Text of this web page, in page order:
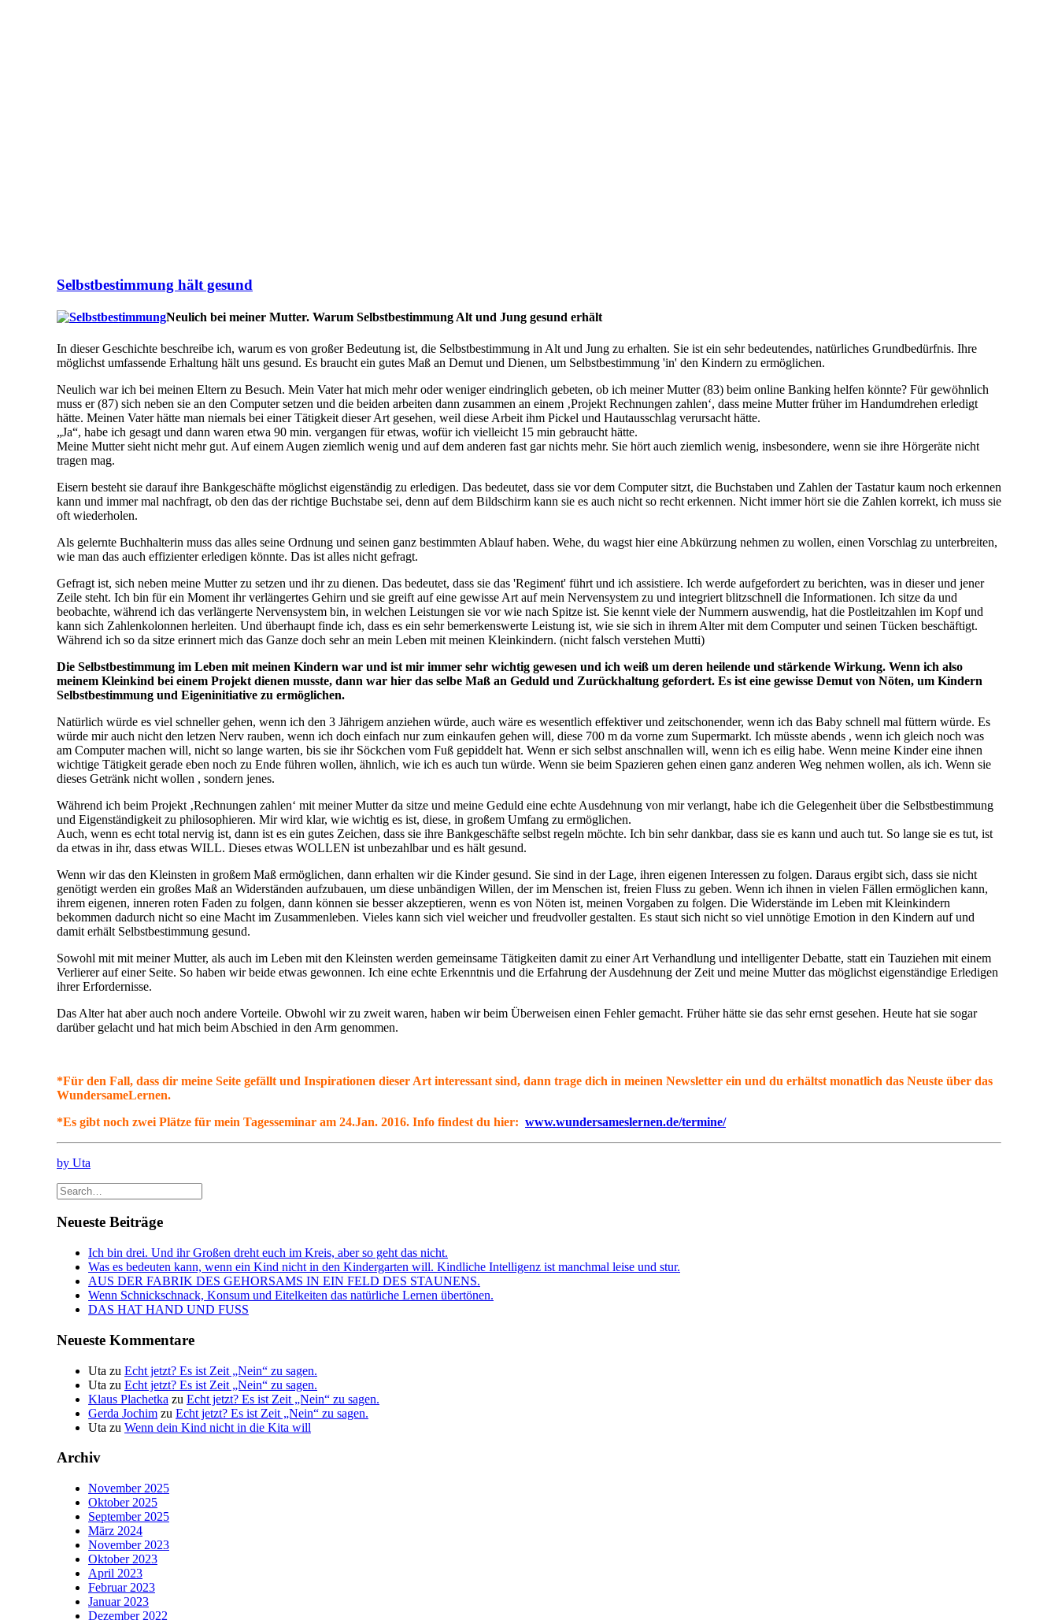
Selbstbestimmung hält gesund
Neulich bei meiner Mutter. Warum Selbstbestimmung Alt und Jung gesund erhält
In dieser Geschichte beschreibe ich, warum es von großer Bedeutung ist, die Selbstbestimmung in Alt und Jung zu erhalten. Sie ist ein sehr bedeutendes, natürliches Grundbedürfnis. Ihre
möglichst umfassende Erhaltung hält uns gesund. Es braucht ein gutes Maß an Demut und Dienen, um Selbstbestimmung 'in' den Kindern zu ermöglichen.
Neulich war ich bei meinen Eltern zu Besuch. Mein Vater hat mich mehr oder weniger eindringlich gebeten, ob ich meiner Mutter (83) beim online Banking helfen könnte? Für gewöhnlich
muss er (87) sich neben sie an den Computer setzen und die beiden arbeiten dann zusammen an einem ‚Projekt Rechnungen zahlen‘, dass meine Mutter früher im Handumdrehen erledigt
hätte. Meinen Vater hätte man niemals bei einer Tätigkeit dieser Art gesehen, weil diese Arbeit ihm Pickel und Hautausschlag verursacht hätte.
„Ja“, habe ich gesagt und dann waren etwa 90 min. vergangen für etwas, wofür ich vielleicht 15 min gebraucht hätte.
Meine Mutter sieht nicht mehr gut. Auf einem Augen ziemlich wenig und auf dem anderen fast gar nichts mehr. Sie hört auch ziemlich wenig, insbesondere, wenn sie ihre Hörgeräte nicht
tragen mag.
Eisern besteht sie darauf ihre Bankgeschäfte möglichst eigenständig zu erledigen. Das bedeutet, dass sie vor dem Computer sitzt, die Buchstaben und Zahlen der Tastatur kaum noch erkennen
kann und immer mal nachfragt, ob den das der richtige Buchstabe sei, denn auf dem Bildschirm kann sie es auch nicht so recht erkennen. Nicht immer hört sie die Zahlen korrekt, ich muss sie
oft wiederholen.
Als gelernte Buchhalterin muss das alles seine Ordnung und seinen ganz bestimmten Ablauf haben. Wehe, du wagst hier eine Abkürzung nehmen zu wollen, einen Vorschlag zu unterbreiten,
wie man das auch effizienter erledigen könnte. Das ist alles nicht gefragt.
Gefragt ist, sich neben meine Mutter zu setzen und ihr zu dienen. Das bedeutet, dass sie das 'Regiment' führt und ich assistiere. Ich werde aufgefordert zu berichten, was in dieser und jener
Zeile steht. Ich bin für ein Moment ihr verlängertes Gehirn und sie greift auf eine gewisse Art auf mein Nervensystem zu und integriert blitzschnell die Informationen. Ich sitze da und
beobachte, während ich das verlängerte Nervensystem bin, in welchen Leistungen sie vor wie nach Spitze ist. Sie kennt viele der Nummern auswendig, hat die Postleitzahlen im Kopf und
kann sich Zahlenkolonnen herleiten. Und überhaupt finde ich, dass es ein sehr bemerkenswerte Leistung ist, wie sie sich in ihrem Alter mit dem Computer und seinen Tücken beschäftigt.
Während ich so da sitze erinnert mich das Ganze doch sehr an mein Leben mit meinen Kleinkindern. (nicht falsch verstehen Mutti)
Die Selbstbestimmung im Leben mit meinen Kindern war und ist mir immer sehr wichtig gewesen und ich weiß um deren heilende und stärkende Wirkung. Wenn ich also
meinem Kleinkind bei einem Projekt dienen musste, dann war hier das selbe Maß an Geduld und Zurückhaltung gefordert. Es ist eine gewisse Demut von Nöten, um Kindern
Selbstbestimmung und Eigeninitiative zu ermöglichen.
Natürlich würde es viel schneller gehen, wenn ich den 3 Jährigem anziehen würde, auch wäre es wesentlich effektiver und zeitschonender, wenn ich das Baby schnell mal füttern würde. Es
würde mir auch nicht den letzen Nerv rauben, wenn ich doch einfach nur zum einkaufen gehen will, diese 700 m da vorne zum Supermarkt. Ich müsste abends , wenn ich gleich noch was
am Computer machen will, nicht so lange warten, bis sie ihr Söckchen vom Fuß gepiddelt hat. Wenn er sich selbst anschnallen will, wenn ich es eilig habe. Wenn meine Kinder eine ihnen
wichtige Tätigkeit gerade eben noch zu Ende führen wollen, ähnlich, wie ich es auch tun würde. Wenn sie beim Spazieren gehen einen ganz anderen Weg nehmen wollen, als ich. Wenn sie
dieses Getränk nicht wollen , sondern jenes.
Während ich beim Projekt ‚Rechnungen zahlen‘ mit meiner Mutter da sitze und meine Geduld eine echte Ausdehnung von mir verlangt, habe ich die Gelegenheit über die Selbstbestimmung
und Eigenständigkeit zu philosophieren. Mir wird klar, wie wichtig es ist, diese, in großem Umfang zu ermöglichen.
Auch, wenn es echt total nervig ist, dann ist es ein gutes Zeichen, dass sie ihre Bankgeschäfte selbst regeln möchte. Ich bin sehr dankbar, dass sie es kann und auch tut. So lange sie es tut, ist
da etwas in ihr, dass etwas WILL. Dieses etwas WOLLEN ist unbezahlbar und es hält gesund.
Wenn wir das den Kleinsten in großem Maß ermöglichen, dann erhalten wir die Kinder gesund. Sie sind in der Lage, ihren eigenen Interessen zu folgen. Daraus ergibt sich, dass sie nicht
genötigt werden ein großes Maß an Widerständen aufzubauen, um diese unbändigen Willen, der im Menschen ist, freien Fluss zu geben. Wenn ich ihnen in vielen Fällen ermöglichen kann,
ihrem eigenen, inneren roten Faden zu folgen, dann können sie besser akzeptieren, wenn es von Nöten ist, meinen Vorgaben zu folgen. Die Widerstände im Leben mit Kleinkindern
bekommen dadurch nicht so eine Macht im Zusammenleben. Vieles kann sich viel weicher und freudvoller gestalten. Es staut sich nicht so viel unnötige Emotion in den Kindern auf und
damit erhält Selbstbestimmung gesund.
Sowohl mit mit meiner Mutter, als auch im Leben mit den Kleinsten werden gemeinsame Tätigkeiten damit zu einer Art Verhandlung und intelligenter Debatte, statt ein Tauziehen mit einem
Verlierer auf einer Seite. So haben wir beide etwas gewonnen. Ich eine echte Erkenntnis und die Erfahrung der Ausdehnung der Zeit und meine Mutter das möglichst eigenständige Erledigen
ihrer Erfordernisse.
Das Alter hat aber auch noch andere Vorteile. Obwohl wir zu zweit waren, haben wir beim Überweisen einen Fehler gemacht. Früher hätte sie das sehr ernst gesehen. Heute hat sie sogar
darüber gelacht und hat mich beim Abschied in den Arm genommen.
*Für den Fall, dass dir meine Seite gefällt und Inspirationen dieser Art interessant sind, dann trage dich in meinen Newsletter ein und du erhältst monatlich das Neuste über das
WundersameLernen.
*Es gibt noch zwei Plätze für mein Tagesseminar am 24.Jan. 2016. Info findest du hier: www.wundersameslernen.de/termine/
by Uta
Neueste Beiträge
Ich bin drei. Und ihr Großen dreht euch im Kreis, aber so geht das nicht.
Was es bedeuten kann, wenn ein Kind nicht in den Kindergarten will. Kindliche Intelligenz ist manchmal leise und stur.
AUS DER FABRIK DES GEHORSAMS IN EIN FELD DES STAUNENS.
Wenn Schnickschnack, Konsum und Eitelkeiten das natürliche Lernen übertönen.
DAS HAT HAND UND FUSS
Neueste Kommentare
Uta zu Echt jetzt? Es ist Zeit „Nein“ zu sagen.
Uta zu Echt jetzt? Es ist Zeit „Nein“ zu sagen.
Klaus Plachetka zu Echt jetzt? Es ist Zeit „Nein“ zu sagen.
Gerda Jochim zu Echt jetzt? Es ist Zeit „Nein“ zu sagen.
Uta zu Wenn dein Kind nicht in die Kita will
Archiv
November 2025
Oktober 2025
September 2025
März 2024
November 2023
Oktober 2023
April 2023
Februar 2023
Januar 2023
Dezember 2022